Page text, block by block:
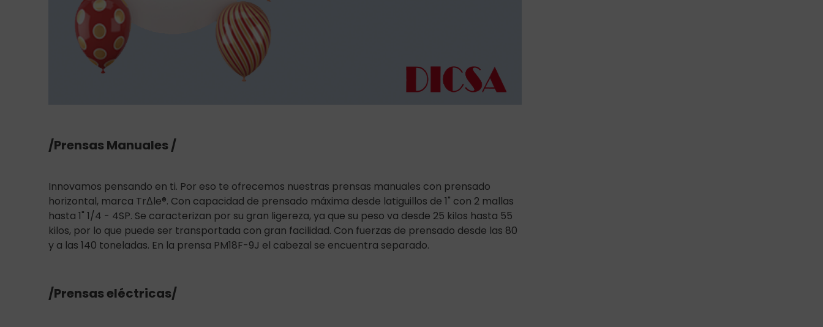
/Prensas Manuales /
Innovamos pensando en ti. Por eso te ofrecemos nuestras prensas manuales con prensado
horizontal, marca TrΔle®. Con capacidad de prensado máxima desde latiguillos de 1" con 2 mallas
hasta 1" 1/4 - 4SP. Se caracterizan por su gran ligereza, ya que su peso va desde 25 kilos hasta 55
kilos, por lo que puede ser transportada con gran facilidad. Con fuerzas de prensado desde las 80
y a las 140 toneladas. En la prensa PM18F-9J el cabezal se encuentra separado.
/Prensas eléctricas/